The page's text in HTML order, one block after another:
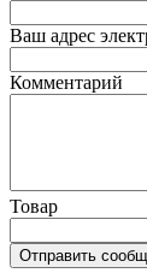
Ваш адрес
Комментарий
Товар